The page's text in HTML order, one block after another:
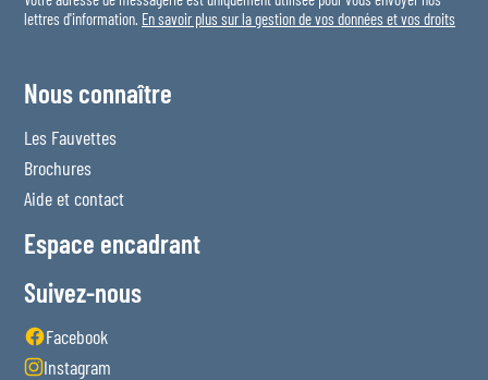
lettres d'information. En savoir plus sur la gestion de vos données et vos droits
Nous connaître
Les Fauvettes
Brochures
Aide et contact
Espace encadrant
Suivez-nous
Facebook
Instagram